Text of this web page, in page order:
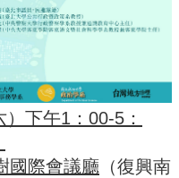
下午1：00-5：
國際會議廳 （復興南